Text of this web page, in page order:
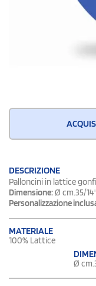
DESCRIZIONE
Palloncini in lattice
Dimensione:Ø cm.35/14"
Personalizzazione
MATERIALE
100% Lattice
Ø